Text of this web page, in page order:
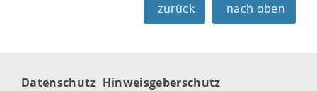
zurück nach oben
Datenschutz Hinweisgeberschutz